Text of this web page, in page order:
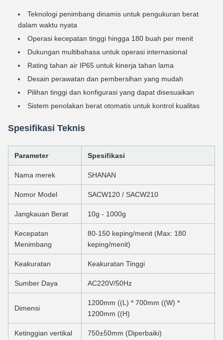
Teknologi penimbang dinamis untuk pengukuran berat
dalam waktu nyata
Operasi kecepatan tinggi hingga 180 buah per menit
Dukungan multibahasa untuk operasi internasional
Rating tahan air IP65 untuk kinerja tahan lama
Desain perawatan dan pembersihan yang mudah
Pilihan tinggi dan konfigurasi yang dapat disesuaikan
Sistem penolakan berat otomatis untuk kontrol kualitas
Spesifikasi Teknis
Parameter Spesifikasi
Nama merek SHANAN
Nomor Model SACW120 / SACW210
Jangkauan Berat 10g - 1000g
Kecepatan
Menimbang
80-150 keping/menit (Max: 180
keping/menit)
Keakuratan Keakuratan Tinggi
Sumber Daya AC220V/50Hz
Dimensi
1200mm ((L) * 700mm ((W) *
1200mm ((H)
Ketinggian vertikal 750±50mm (Diperbaiki)